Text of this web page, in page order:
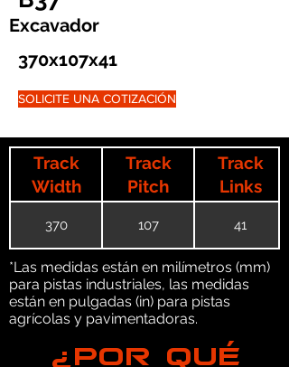
Excavador
370x107x41
SOLICITE UNA COTIZACIÓN
Track
Width
Track
Pitch
Track
Links
370 107 41
*Las medidas están en milímetros (mm)
para pistas industriales, las medidas
están en pulgadas (in) para pistas
agrícolas y pavimentadoras.
¿POR QUÉ